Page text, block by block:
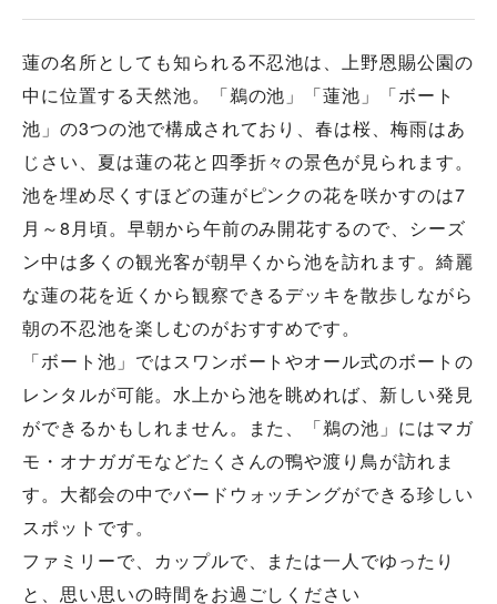
蓮の名所としても知られる不忍池は、上野恩賜公園の
中に位置する天然池。「鵜の池」「蓮池」「ボート
池」の3つの池で構成されており、春は桜、梅雨はあ
じさい、夏は蓮の花と四季折々の景色が見られます。
池を埋め尽くすほどの蓮がピンクの花を咲かすのは7
月～8月頃。早朝から午前のみ開花するので、シーズ
ン中は多くの観光客が朝早くから池を訪れます。綺麗
な蓮の花を近くから観察できるデッキを散歩しながら
朝の不忍池を楽しむのがおすすめです。
「ボート池」ではスワンボートやオール式のボートの
レンタルが可能。水上から池を眺めれば、新しい発見
ができるかもしれません。また、「鵜の池」にはマガ
モ・オナガガモなどたくさんの鴨や渡り鳥が訪れま
す。大都会の中でバードウォッチングができる珍しい
スポットです。
ファミリーで、カップルで、または一人でゆったり
と、思い思いの時間をお過ごしください